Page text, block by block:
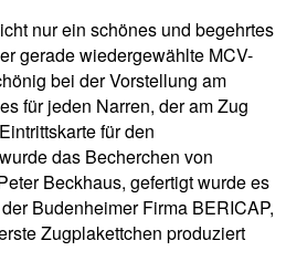
nur ein schönes und begehrtes
gerade wiedergewählte MCV-
bei der Vorstellung am
für jeden Narren, der am Zug
für den
das Becherchen von
Beckhaus, gefertigt wurde es
Budenheimer Firma BERICAP,
Zugplakettchen produziert